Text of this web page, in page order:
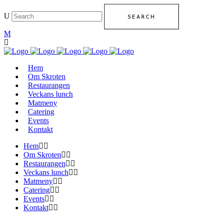
Hem
Om Skroten
Restaurangen
Veckans lunch
Matmeny
Catering
Events
Kontakt
Hem
Om Skroten
Restaurangen
Veckans lunch
Matmeny
Catering
Events
Kontakt